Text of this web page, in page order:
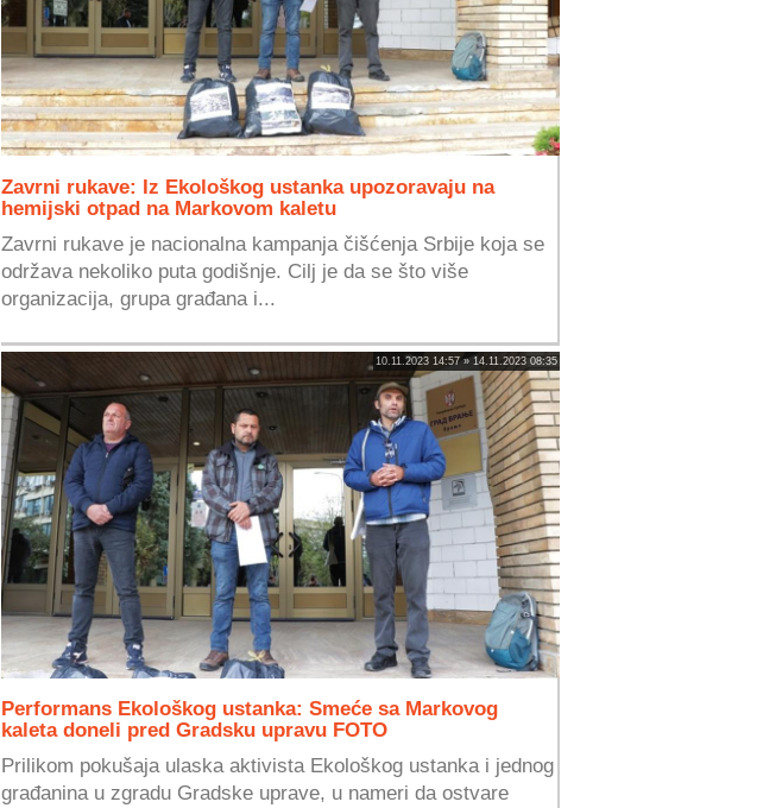
Zavrni rukave: Iz Ekološkog ustanka upozoravaju na
hemijski otpad na Markovom kaletu
Zavrni rukave je nacionalna kampanja čišćenja Srbije koja se
održava nekoliko puta godišnje. Cilj je da se što više
organizacija, grupa građana i...
10.11.2023 14:57 » 14.11.2023 08:35
Performans Ekološkog ustanka: Smeće sa Markovog
kaleta doneli pred Gradsku upravu FOTO
Prilikom pokušaja ulaska aktivista Ekološkog ustanka i jednog
građanina u zgradu Gradske uprave, u nameri da ostvare